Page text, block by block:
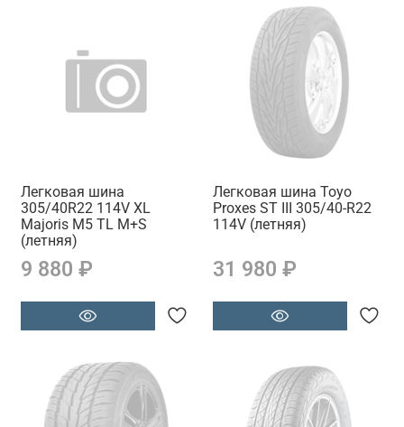
Легковая шина
305/40R22 114V XL
Majoris M5 TL M+S
(летняя)
9 880 ₽
Легковая шина Toyo
Proxes ST III 305/40-R22
114V (летняя)
31 980 ₽